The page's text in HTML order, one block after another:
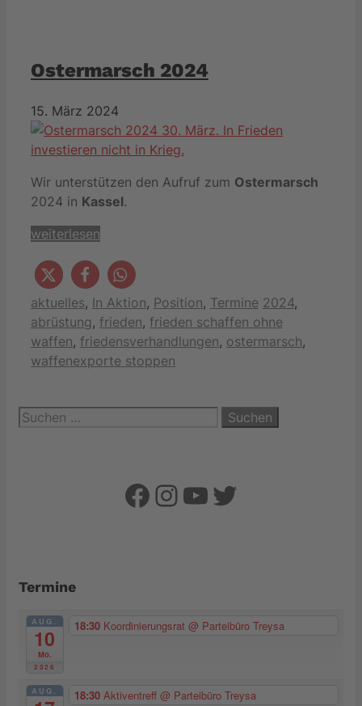
Ostermarsch 2024
15. März 2024
Wir unterstützen den Aufruf zum Ostermarsch
2024 in Kassel.
weiterlesen
Kategorien
aktuelles, In Aktion, Position, Termine Schlagwörter
2024,
abrüstung, frieden, frieden schaffen ohne
waffen, friedensverhandlungen, ostermarsch,
waffenexporte stoppen
Suchen
nach:
Facebook
Instagram
YouTube
Twitter
Termine
AUG.
10
Mo.
2026
18:30 Koordinierungsrat @ Parteibüro Treysa
AUG. 18:30 Aktiventreff @ Parteibüro Treysa